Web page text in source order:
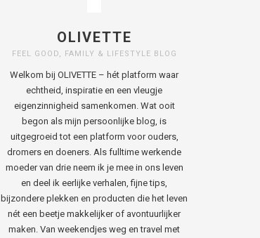
OLIVETTE
FEEL GOOD, FAMILY & LIFESTYLE BLOG
Welkom bij OLIVETTE – hét platform waar
echtheid, inspiratie en een vleugje
eigenzinnigheid samenkomen. Wat ooit
begon als mijn persoonlijke blog, is
uitgegroeid tot een platform voor ouders,
dromers en doeners. Als fulltime werkende
moeder van drie neem ik je mee in ons leven
en deel ik eerlijke verhalen, fijne tips,
bijzondere plekken en producten die het leven
nét een beetje makkelijker of avontuurlijker
maken. Van weekendjes weg en travel met